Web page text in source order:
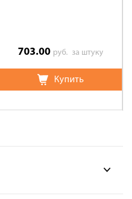
703.00 руб. за штуку
Купить